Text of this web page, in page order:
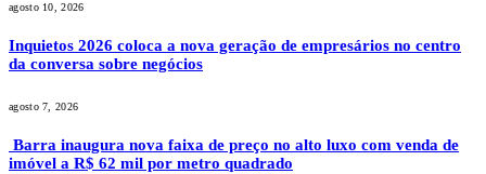
agosto 10, 2026
Inquietos 2026 coloca a nova geração de empresários no centro
da conversa sobre negócios
agosto 7, 2026
Barra inaugura nova faixa de preço no alto luxo com venda de
imóvel a R$ 62 mil por metro quadrado